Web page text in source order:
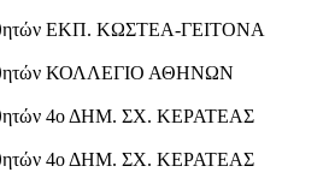
ΕΚΠ. ΚΩΣΤΕΑ-ΓΕΙΤΟΝΑ
ΚΟΛΛΕΓΙΟ ΑΘΗΝΩΝ
4ο ΔΗΜ. ΣΧ. ΚΕΡΑΤΕΑΣ
4ο ΔΗΜ. ΣΧ. ΚΕΡΑΤΕΑΣ